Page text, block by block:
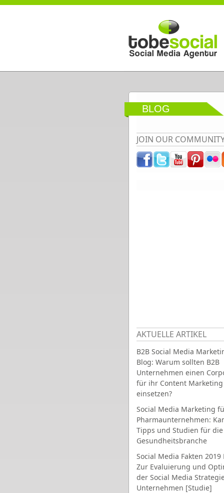
Direkt zum Inhalt
BLOG
JOIN OUR
AKTUELLE ARTIKEL
B2B Social Media
Blog: Warum sollten B2B
Unternehmen einen
für ihr Content Marketing
einsetzen?
Social Media Marketing
Pharmaunternehmen:
Tipps und Studien für die
Gesundheitsbranche
Social Media Fakten 2019
Zur Evaluierung und
der Social Media
Unternehmen [Studie]